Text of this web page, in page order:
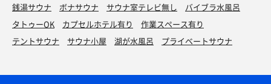
銭湯サウナ
ボナサウナ サウナ室テレビ無し
バイブラ水風呂
タトゥーOK
カプセルホテル有り
作業スペース有り
テントサウナ
サウナ小屋 湖が水風呂 プライベートサウナ